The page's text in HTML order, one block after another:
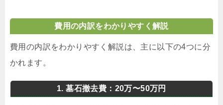
費用の内訳をわかりやすく解説
費用の内訳をわかりやすく解説は、主に以下の4つに分
かれます。
1. 墓石撤去費：20万〜50万円